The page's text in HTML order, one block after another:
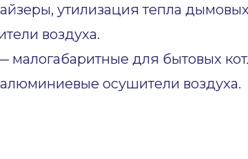
утилизация тепла дымовых
воздуха.
малогабаритные для бытовых
осушители воздуха.